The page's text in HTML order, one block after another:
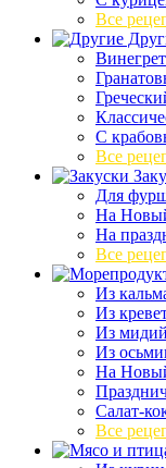
Все
Винегрет
С
Все
Для
На
На
Все
Из
Из
Из мидий
Из
На
Салат-
Все